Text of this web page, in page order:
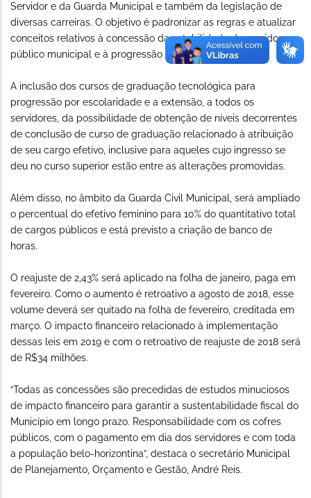
Servidor e da Guarda Municipal e também da legislação de
diversas carreiras. O objetivo é padronizar as regras e atualizar
conceitos relativos à concessão da estabilidade do servidor
público municipal e à progressão profissional.
A inclusão dos cursos de graduação tecnológica para
progressão por escolaridade e a extensão, a todos os
servidores, da possibilidade de obtenção de níveis decorrentes
de conclusão de curso de graduação relacionado à atribuição
de seu cargo efetivo, inclusive para aqueles cujo ingresso se
deu no curso superior estão entre as alterações promovidas.
Além disso, no âmbito da Guarda Civil Municipal, será ampliado
o percentual do efetivo feminino para 10% do quantitativo total
de cargos públicos e está previsto a criação de banco de
horas.
O reajuste de 2,43% será aplicado na folha de janeiro, paga em
fevereiro. Como o aumento é retroativo a agosto de 2018, esse
volume deverá ser quitado na folha de fevereiro, creditada em
março. O impacto financeiro relacionado à implementação
dessas leis em 2019 e com o retroativo de reajuste de 2018 será
de R$34 milhões.
“Todas as concessões são precedidas de estudos minuciosos
de impacto financeiro para garantir a sustentabilidade fiscal do
Município em longo prazo. Responsabilidade com os cofres
públicos, com o pagamento em dia dos servidores e com toda
a população belo-horizontina”, destaca o secretário Municipal
de Planejamento, Orçamento e Gestão, André Reis.